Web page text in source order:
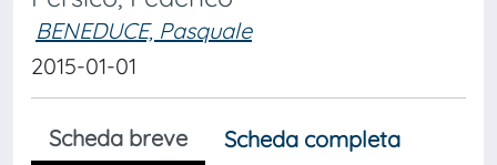
BENEDUCE, Pasquale
2015-01-01
Scheda breve
Scheda completa